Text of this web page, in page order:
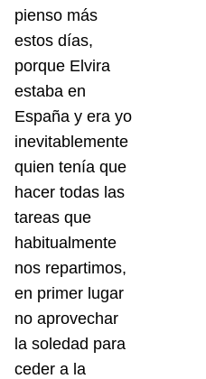
pienso más
estos días,
porque Elvira
estaba en
España y era yo
inevitablemente
quien tenía que
hacer todas las
tareas que
habitualmente
nos repartimos,
en primer lugar
no aprovechar
la soledad para
ceder a la